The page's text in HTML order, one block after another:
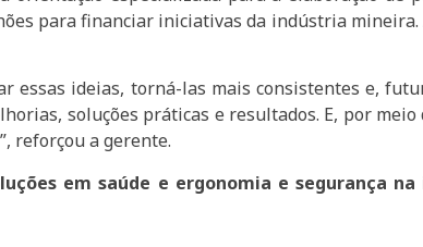
para financiar iniciativas da indústria
essas ideias, torná-las mais consistentes e,
soluções práticas e resultados. E, por
reforçou a gerente.
em saúde e ergonomia e segurança